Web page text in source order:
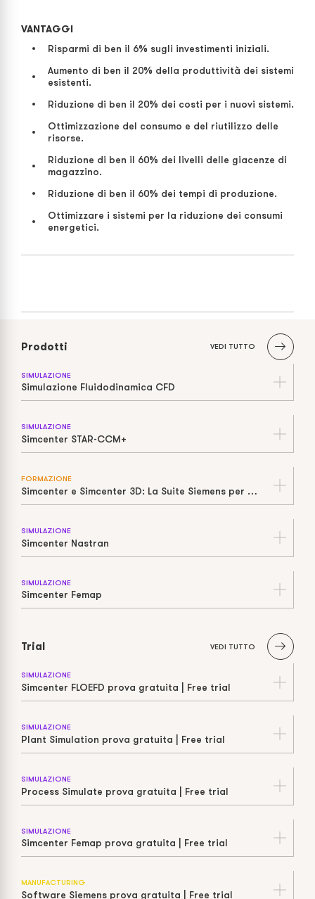
VANTAGGI
Risparmi di ben il 6% sugli investimenti iniziali.
Aumento di ben il 20% della produttività dei sistemi
esistenti.
Riduzione di ben il 20% dei costi per i nuovi sistemi.
Ottimizzazione del consumo e del riutilizzo delle
risorse.
Riduzione di ben il 60% dei livelli delle giacenze di
magazzino.
Riduzione di ben il 60% dei tempi di produzione.
Ottimizzare i sistemi per la riduzione dei consumi
energetici.
Prodotti VEDI TUTTO
SIMULAZIONE
Simulazione Fluidodinamica CFD
SIMULAZIONE
Simcenter STAR-CCM+
FORMAZIONE
Simcenter e Simcenter 3D: La Suite Siemens per Simulazione e Test
SIMULAZIONE
Simcenter Nastran
SIMULAZIONE
Simcenter Femap
Trial VEDI TUTTO
SIMULAZIONE
Simcenter FLOEFD prova gratuita | Free trial
SIMULAZIONE
Plant Simulation prova gratuita | Free trial
SIMULAZIONE
Process Simulate prova gratuita | Free trial
SIMULAZIONE
Simcenter Femap prova gratuita | Free trial
MANUFACTURING
Software Siemens prova gratuita | Free trial